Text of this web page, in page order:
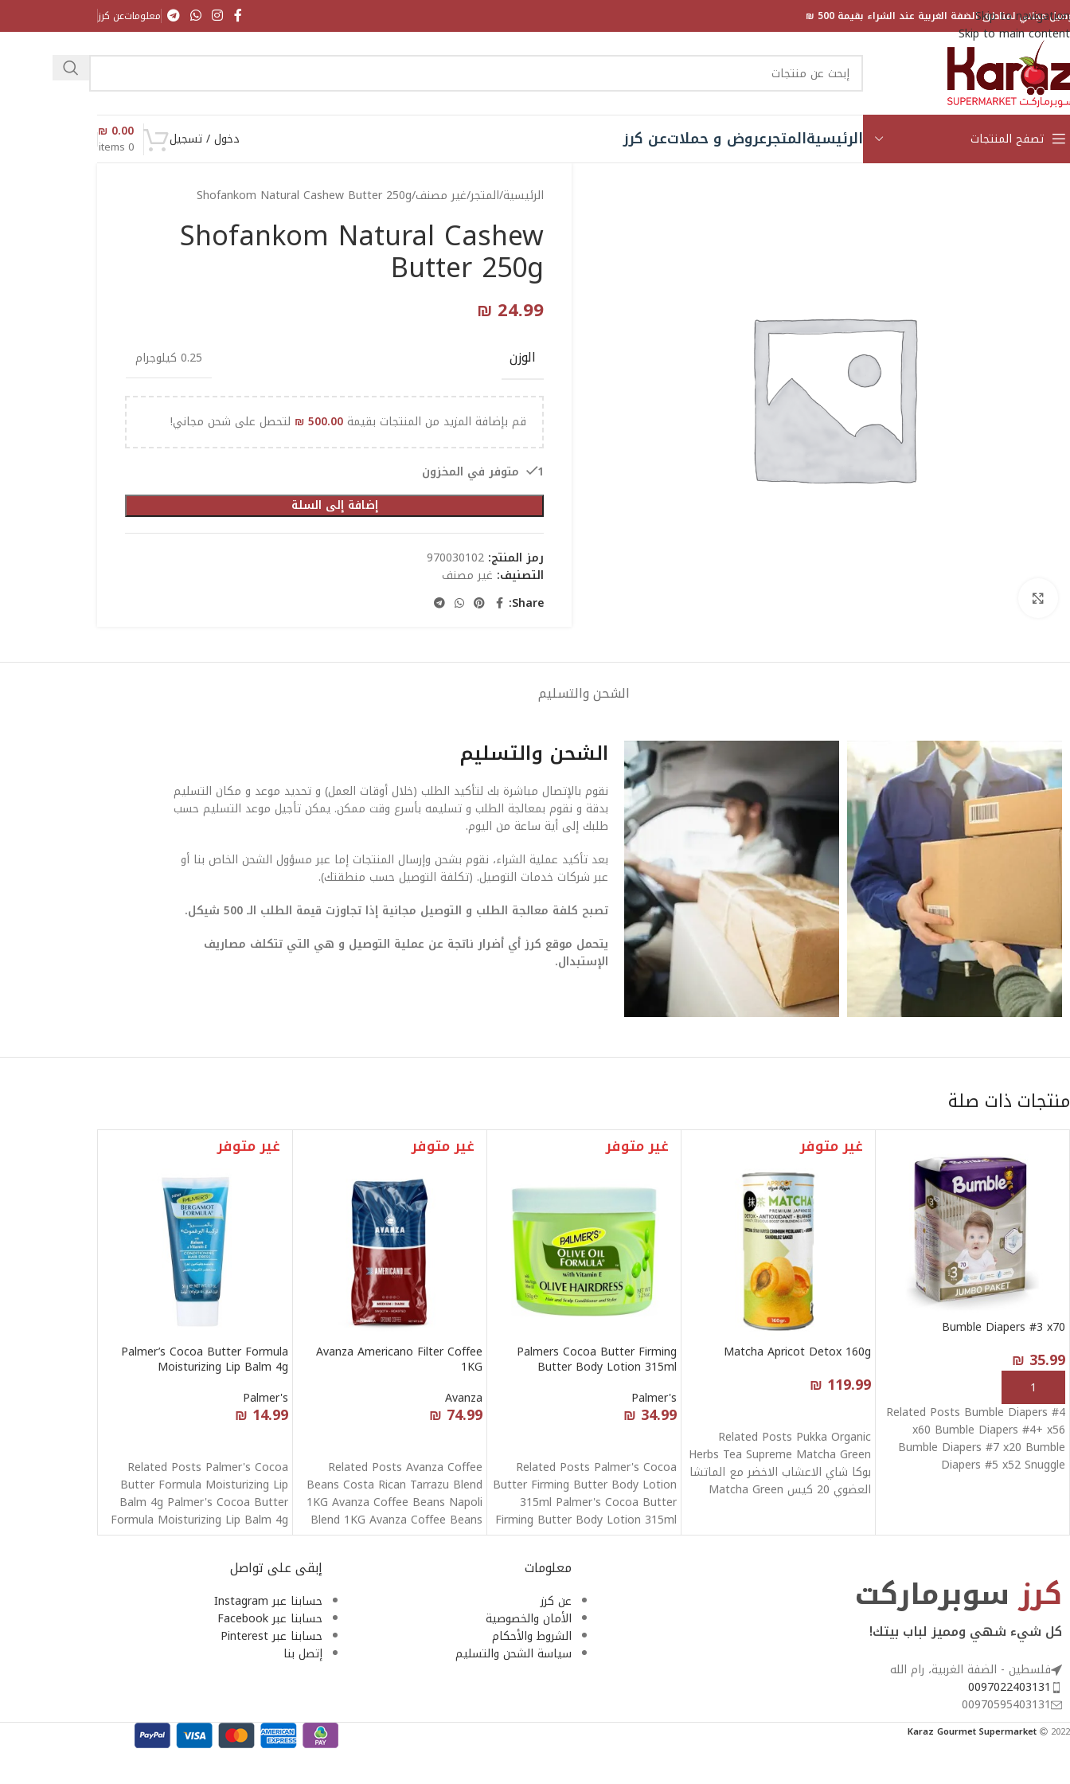
Skip to navigation
Skip to main content
مجاني لمناطق الضفة الغربية عند الشراء بقيمة 500 ₪ معلوماتعن كرز
تصفح المنتجات الرئيسيةالمتجرعروض و حملاتعن كرز دخول / تسجيل 0
items
₪ 0.00
الرئيسية المتجرغير مصنف Shofankom Natural Cashew Butter 250g
Shofankom Natural Cashew
Butter 250g
₪ 24.99
الوزن 0.25 كيلوجرام
قم بإضافة المزيد من المنتجات بقيمة ₪500.00 لتحصل على شحن مجاني!
1 متوفر في المخزون
إضافة إلى السلة
رمز المنتج: 970030102
التصنيف: غير مصنف
Share:
الشحن والتسليم
الشحن والتسليم
نقوم بالإتصال مباشرة بك لتأكيد الطلب (خلال أوقات العمل) و تحديد موعد و مكان التسليم
بدقة و نقوم بمعالجة الطلب و تسليمه بأسرع وقت ممكن. يمكن تأجيل موعد التسليم حسب
طلبك إلى أية ساعة من اليوم.
بعد تأكيد عملية الشراء، نقوم بشحن وإرسال المنتجات إما عبر مسؤول الشحن الخاص بنا أو
عبر شركات خدمات التوصيل. (تكلفة التوصيل حسب منطقتك).
تصبح كلفة معالجة الطلب و التوصيل مجانية إذا تجاوزت قيمة الطلب الـ 500 شيكل.
يتحمل موقع كرز أي أضرار ناتجة عن عملية التوصيل و هي التي تتكلف مصاريف
الإستبدال.
منتجات ذات صلة
Bumble Diapers #3 x70
₪ 35.99
إضافة إلى السلة
Related Posts Bumble Diapers #4
x60 Bumble Diapers #4+ x56
Bumble Diapers #7 x20 Bumble
Diapers #5 x52 Snuggle
غير متوفر
Matcha Apricot Detox 160g
₪ 119.99
Related Posts Pukka Organic
Herbs Tea Supreme Matcha Green
بوكا شاي الاعشاب الاخضر مع الماتشا
العضوي 20 كيس Matcha Green
غير متوفر
Palmers Cocoa Butter Firming
Butter Body Lotion 315ml
Palmer's
₪ 34.99
Related Posts Palmer's Cocoa
Butter Firming Butter Body Lotion
315ml Palmer's Cocoa Butter
Firming Butter Body Lotion 315ml
Palmers Skin
غير متوفر
Avanza Americano Filter Coffee
1KG
Avanza
₪ 74.99
Related Posts Avanza Coffee
Beans Costa Rican Tarrazu Blend
1KG Avanza Coffee Beans Napoli
Blend 1KG Avanza Coffee Beans
Brazil
غير متوفر
Palmer’s Cocoa Butter Formula
Moisturizing Lip Balm 4g
Palmer's
₪ 14.99
Related Posts Palmer's Cocoa
Butter Formula Moisturizing Lip
Balm 4g Palmer's Cocoa Butter
Formula Moisturizing Lip Balm 4g
Palmer's Cocoa
كرز سوبرماركت
كل شيء شهي ومميز لباب بيتك!
فلسطين - الضفة الغربية، رام الله
0097022403131
00970595403131
معلومات
عن كرز
الأمان والخصوصية
الشروط والأحكام
سياسة الشحن والتسليم
إبقى على تواصل
حسابنا عبر Instagram
حسابنا عبر Facebook
حسابنا عبر Pinterest
إتصل بنا
Karaz Gourmet Supermarket 2022